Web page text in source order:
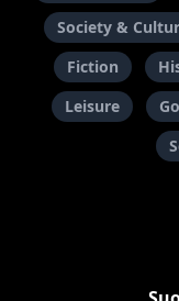
Society &
Fiction
Leisure